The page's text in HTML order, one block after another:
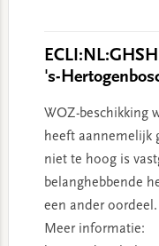
's-
WOZ-beschikking
heeft aannemelijk
niet te hoog is
belanghebbende
een ander
Meer informatie: